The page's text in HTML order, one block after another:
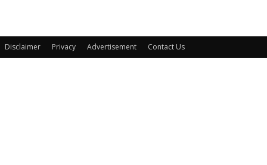
Disclaimer Privacy Advertisement Contact Us